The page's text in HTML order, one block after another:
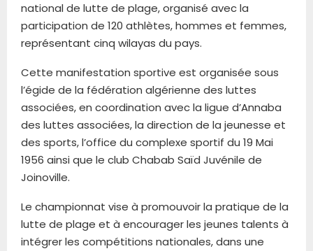
national de lutte de plage, organisé avec la
participation de 120 athlètes, hommes et femmes,
représentant cinq wilayas du pays.
Cette manifestation sportive est organisée sous
l’égide de la fédération algérienne des luttes
associées, en coordination avec la ligue d’Annaba
des luttes associées, la direction de la jeunesse et
des sports, l’office du complexe sportif du 19 Mai
1956 ainsi que le club Chabab Saïd Juvénile de
Joinoville.
Le championnat vise à promouvoir la pratique de la
lutte de plage et à encourager les jeunes talents à
intégrer les compétitions nationales, dans une